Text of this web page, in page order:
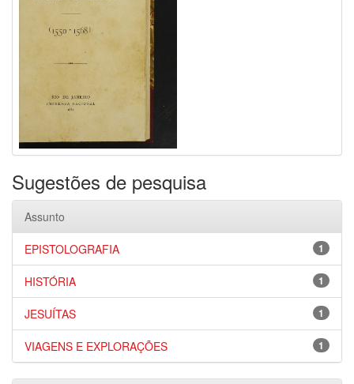
Sugestões de pesquisa
Assunto
1
EPISTOLOGRAFIA
1
HISTÓRIA
1
JESUÍTAS
1
VIAGENS E EXPLORAÇÕES